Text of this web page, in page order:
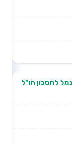
לחסכון חו"ל